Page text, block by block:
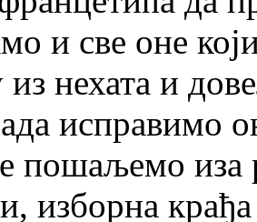
и све оне
нехата и
исправимо
пошаљемо иза
изборна